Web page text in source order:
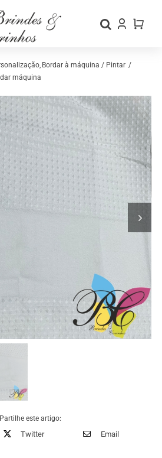
Bordar à máquina / Pintar
máquina
Partilhe este artigo:
Twitter Email